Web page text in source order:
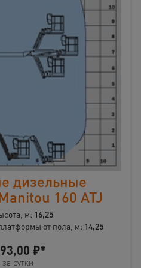
дизельные
160 ATJ
м: 16,25
от пола, м: 14,25
₽*
сутки